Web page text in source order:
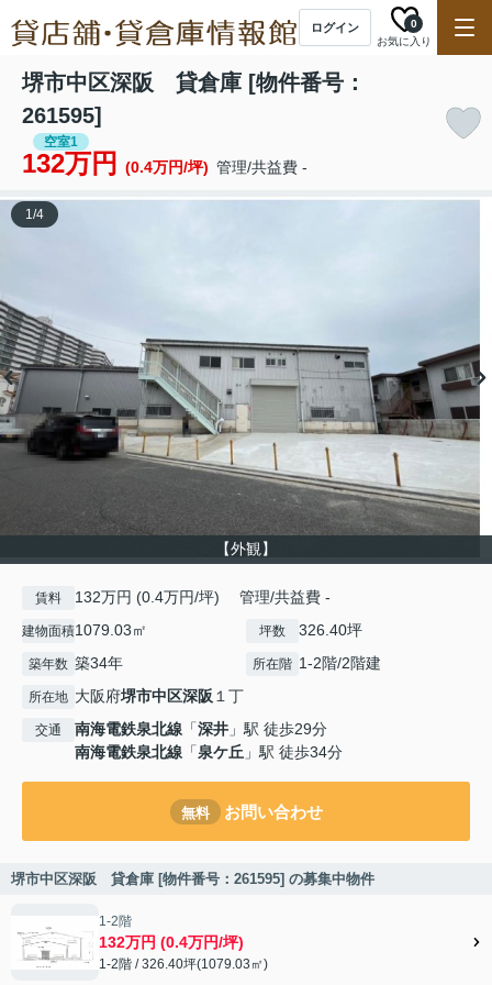
ログイン
お気に入り
0
堺市中区深阪 貸倉庫 [物件番号：
261595]
空室1
132万円 (0.4万円/坪) 管理/共益費 -
【外観】
1/4
賃料 132万円 (0.4万円/坪) 管理/共益費 -
建物面積1079.03㎡ 坪数 326.40坪
築年数 築34年 所在階 1-2階/2階建
所在地 大阪府堺市中区深阪 １丁
交通 南海電鉄泉北線 「深井 」駅 徒歩29分
南海電鉄泉北線 「泉ケ丘 」駅 徒歩34分
無料 お問い合わせ
堺市中区深阪 貸倉庫 [物件番号：261595] の募集中物件
1-2階
132万円 (0.4万円/坪)
1-2階 / 326.40坪(1079.03㎡)